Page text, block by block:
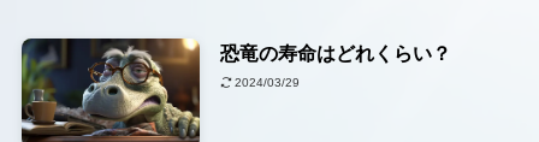
恐竜の寿命はどれくらい？
2024/03/29